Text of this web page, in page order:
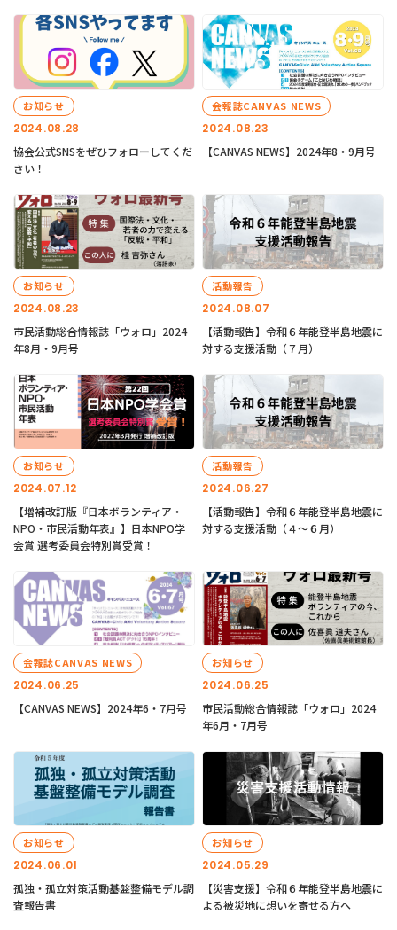
2024.08.28
お知らせ
協会公式SNSをぜひフォローしてくだ
さい！
2024.08.23
会報誌CANVAS NEWS
【CANVAS NEWS】2024年8・9月号
2024.08.23
お知らせ
市民活動総合情報誌「ウォロ」2024
年8月・9月号
2024.08.07
活動報告
【活動報告】令和６年能登半島地震に
対する支援活動（７月）
2024.07.12
お知らせ
【増補改訂版『日本ボランティア・
NPO・市民活動年表』】日本NPO学
会賞 選考委員会特別賞受賞！
2024.06.27
活動報告
【活動報告】令和６年能登半島地震に
対する支援活動（４〜６月）
2024.06.25
会報誌CANVAS NEWS
【CANVAS NEWS】2024年6・7月号
2024.06.25
お知らせ
市民活動総合情報誌「ウォロ」2024
年6月・7月号
2024.06.01
お知らせ
孤独・孤立対策活動基盤整備モデル調
査報告書
2024.05.29
お知らせ
【災害支援】令和６年能登半島地震に
よる被災地に想いを寄せる方へ